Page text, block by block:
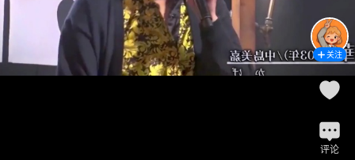
关注
评论